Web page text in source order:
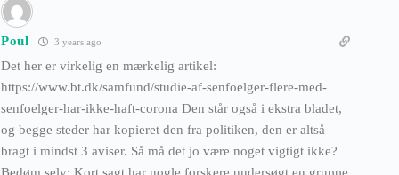
Poul 3 years ago
Det her er virkelig en mærkelig artikel:
https://www.bt.dk/samfund/studie-af-senfoelger-flere-med-
senfoelger-har-ikke-haft-corona Den står også i ekstra bladet,
og begge steder har kopieret den fra politiken, den er altså
bragt i mindst 3 aviser. Så må det jo være noget vigtigt ikke?